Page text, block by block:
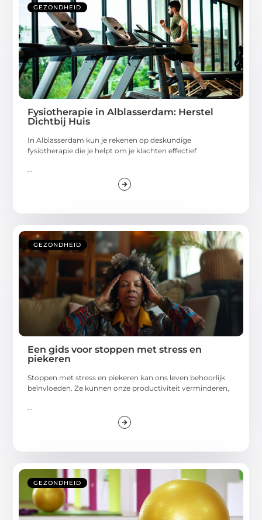
GEZONDHEID
Fysiotherapie in Alblasserdam: Herstel
Dichtbij Huis
In Alblasserdam kun je rekenen op deskundige
fysiotherapie die je helpt om je klachten effectief
...
GEZONDHEID
Een gids voor stoppen met stress en
piekeren
Stoppen met stress en piekeren kan ons leven behoorlijk
beïnvloeden. Ze kunnen onze productiviteit verminderen,
GEZONDHEID